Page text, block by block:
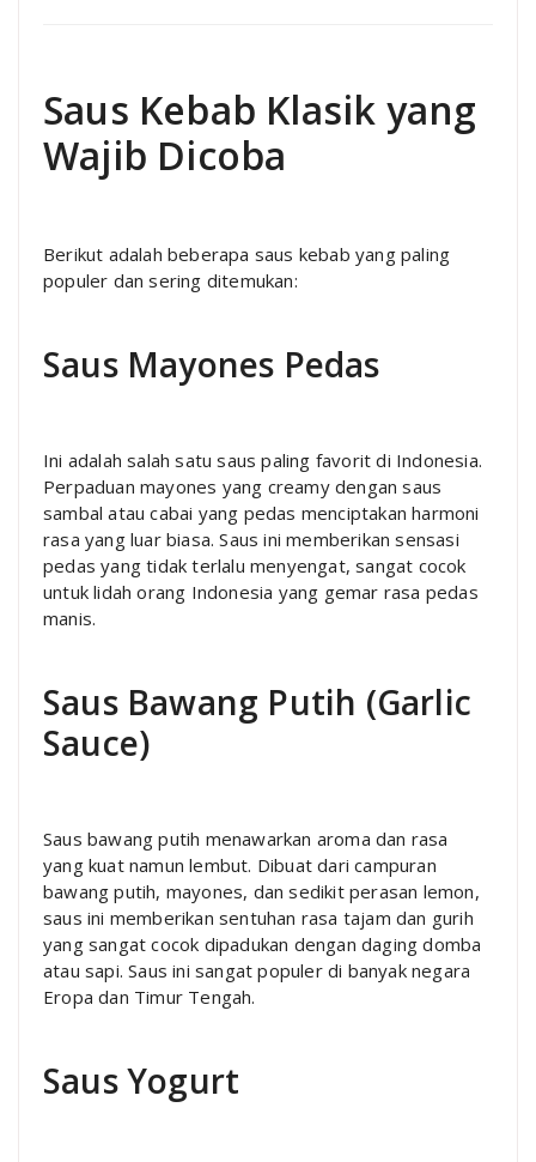
Saus Kebab Klasik yang
Wajib Dicoba
Berikut adalah beberapa saus kebab yang paling
populer dan sering ditemukan:
Saus Mayones Pedas
Ini adalah salah satu saus paling favorit di Indonesia.
Perpaduan mayones yang creamy dengan saus
sambal atau cabai yang pedas menciptakan harmoni
rasa yang luar biasa. Saus ini memberikan sensasi
pedas yang tidak terlalu menyengat, sangat cocok
untuk lidah orang Indonesia yang gemar rasa pedas
manis.
Saus Bawang Putih (Garlic
Sauce)
Saus bawang putih menawarkan aroma dan rasa
yang kuat namun lembut. Dibuat dari campuran
bawang putih, mayones, dan sedikit perasan lemon,
saus ini memberikan sentuhan rasa tajam dan gurih
yang sangat cocok dipadukan dengan daging domba
atau sapi. Saus ini sangat populer di banyak negara
Eropa dan Timur Tengah.
Saus Yogurt